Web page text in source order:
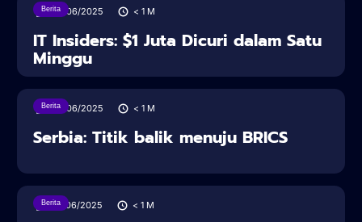
Berita
28/06/2025 < 1 M
IT Insiders: $1 Juta Dicuri dalam Satu
Minggu
Berita
28/06/2025 < 1 M
Serbia: Titik balik menuju BRICS
Berita
27/06/2025 < 1 M